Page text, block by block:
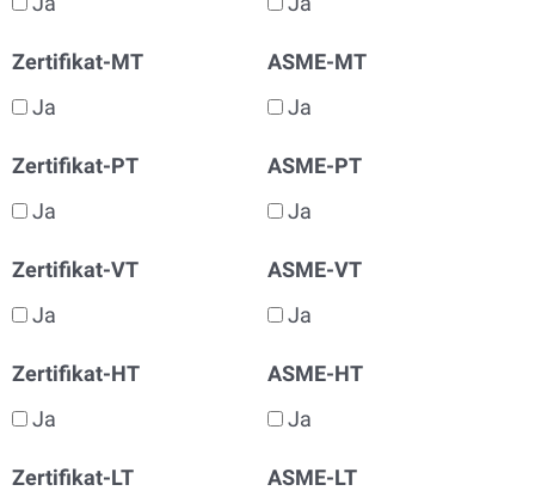
Zertifikat-MT
Ja
Zertifikat-PT
Ja
Zertifikat-VT
Ja
Zertifikat-HT
Ja
Zertifikat-LT
ASME-MT
Ja
ASME-PT
Ja
ASME-VT
Ja
ASME-HT
Ja
ASME-LT